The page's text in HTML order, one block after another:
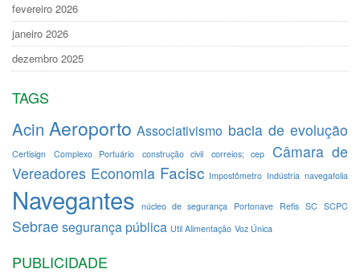
fevereiro 2026
janeiro 2026
dezembro 2025
TAGS
Acin Aeroporto Associativismo bacia de evolução
Certisign Complexo Portuário construção civil correios; cep
Câmara de
Vereadores Economia Facisc Impostômetro Indústria navegafolia
Navegantes núcleo de segurança Portonave Refis SC SCPC
Sebrae segurança pública Util Alimentação Voz Única
PUBLICIDADE